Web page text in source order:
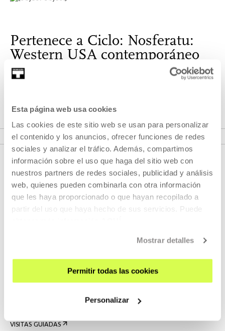
Esta página web usa cookies
Las cookies de este sitio web se usan para personalizar
el contenido y los anuncios, ofrecer funciones de redes
sociales y analizar el tráfico. Además, compartimos
información sobre el uso que haga del sitio web con
nuestros partners de redes sociales, publicidad y análisis
web, quienes pueden combinarla con otra información
que les haya proporcionado o que hayan recopilado a
partir del uso que haya hecho de sus servicios. Puede
Mostrar detalles
Permitir todas las cookies
Personalizar
Pertenece a Ciclo: Nosferatu:
Western USA contemporáneo
La pantalla de Nosferatu se abre en 2024 a los escenarios
VER CICLO
VISITAS GUIADAS